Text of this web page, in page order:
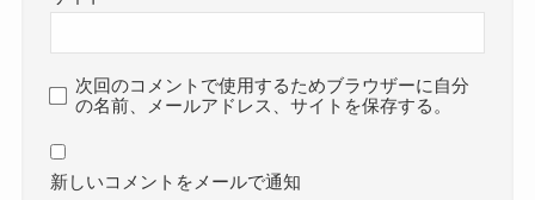
次回のコメントで使用するためブラウザーに自分
の名前、メールアドレス、サイトを保存する。
新しいコメントをメールで通知